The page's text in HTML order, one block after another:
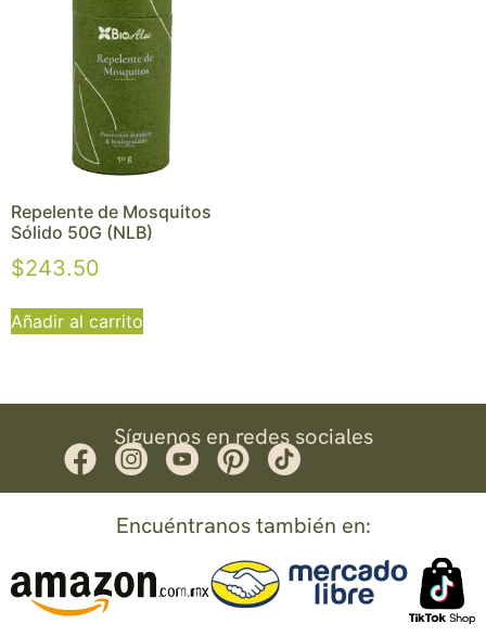
Repelente de Mosquitos
Sólido 50G (NLB)
$243.50
Añadir al carrito
Síguenos en redes sociales
Encuéntranos también en: